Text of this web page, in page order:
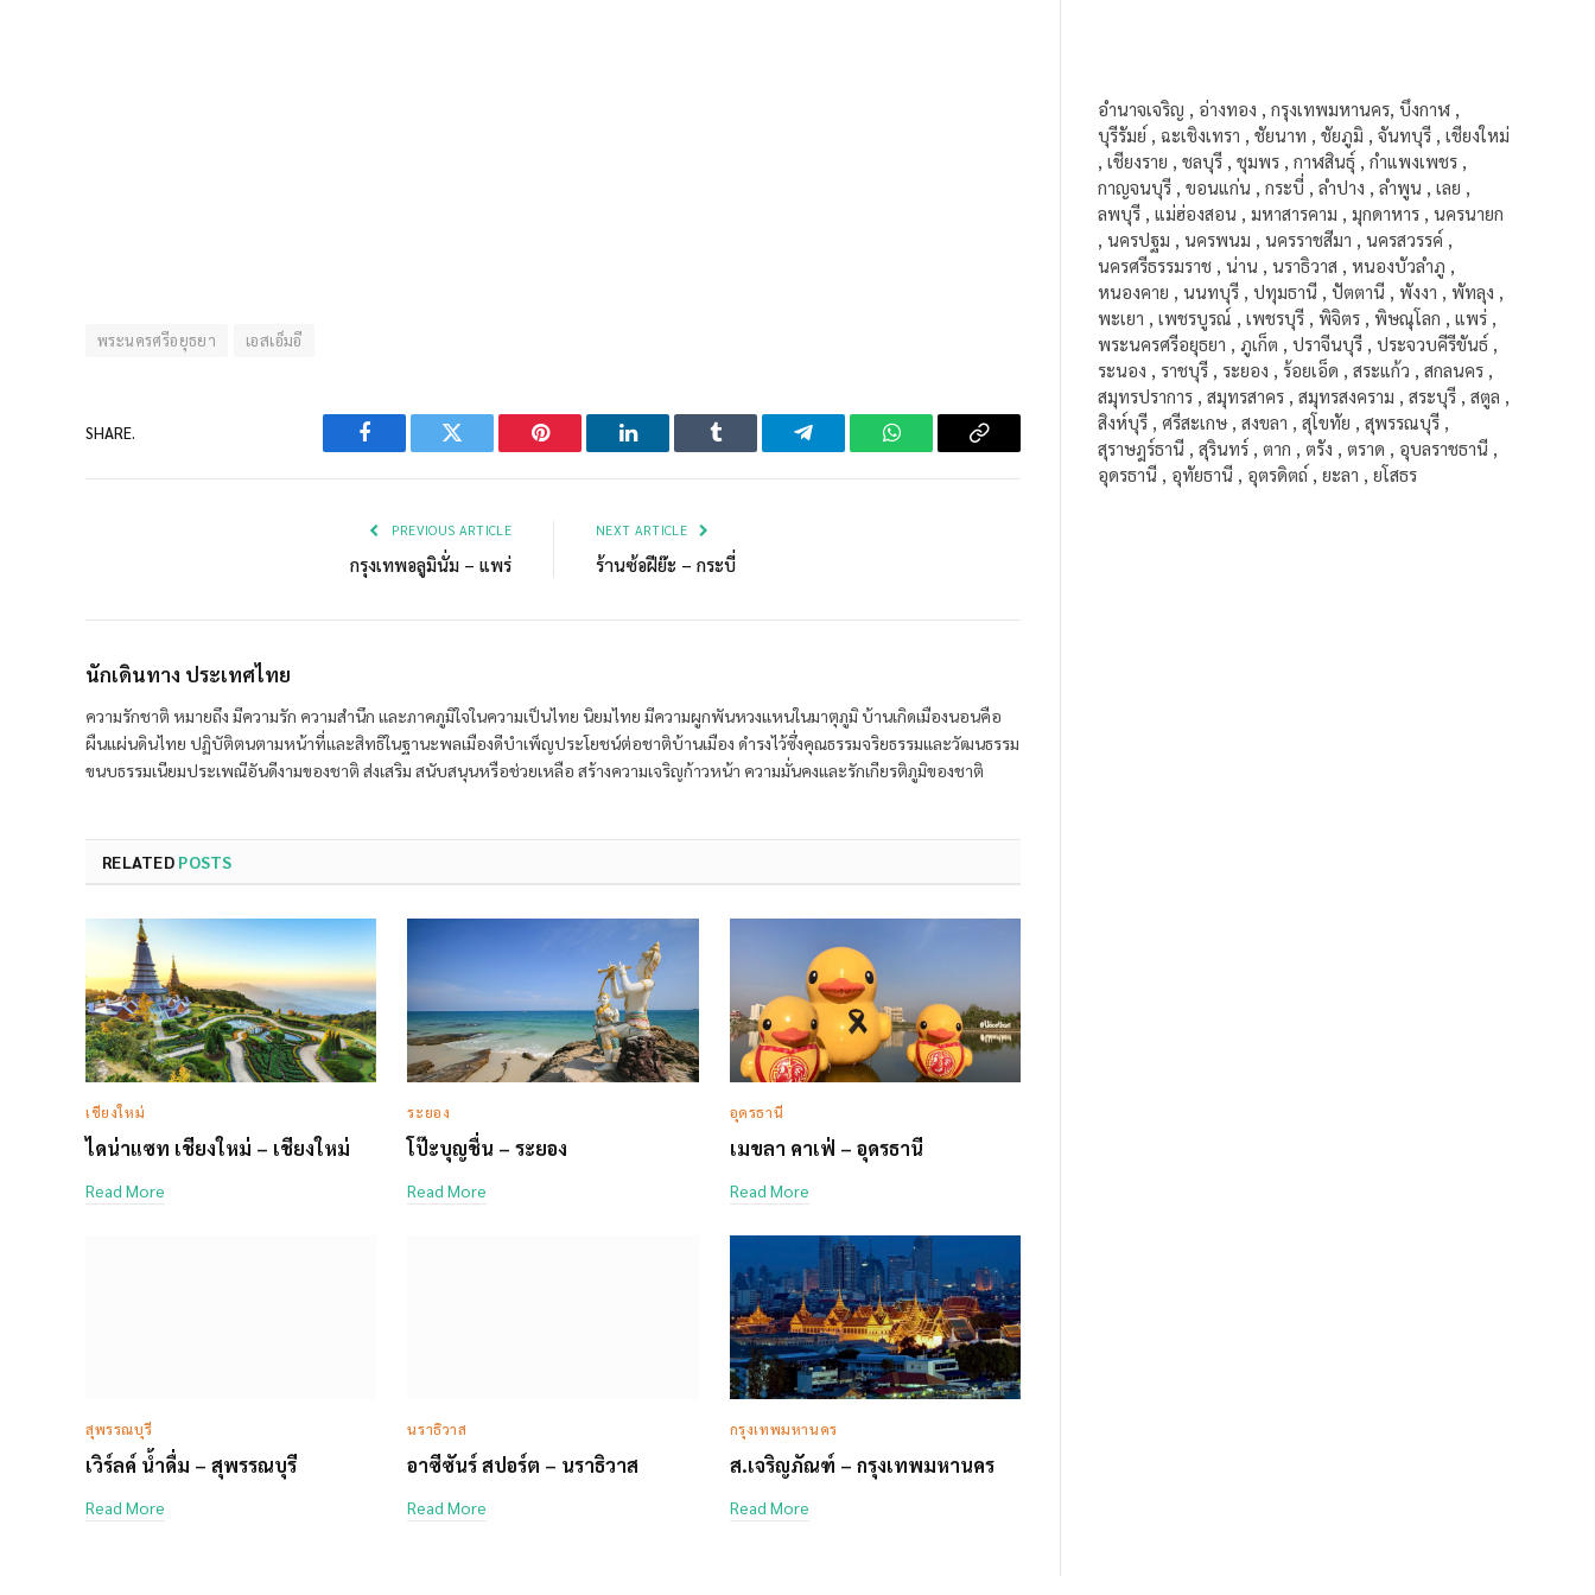
พระนครศรีอยุธยา เอสเอ็มอี
SHARE.
Facebook Twitter Pinterest LinkedIn Tumblr Telegram WhatsAppCopy
PREVIOUS ARTICLE
กรุงเทพอลูมินั่ม – แพร่
NEXT ARTICLE
ร้านซ้อฝีย๊ะ – กระบี่
นักเดินทาง ประเทศไทย
ความรักชาติ หมายถึง มีความรัก ความสำนึก และภาคภูมิใจในความเป็นไทย นิยมไทย มีความผูกพันหวงแหนในมาตุภูมิ บ้านเกิดเมืองนอนคือ
ผืนแผ่นดินไทย ปฏิบัติตนตามหน้าที่และสิทธิในฐานะพลเมืองดีบำเพ็ญประโยชน์ต่อชาติบ้านเมือง ดำรงไว้ซึ่งคุณธรรมจริยธรรมและวัฒนธรรม
ขนบธรรมเนียมประเพณีอันดีงามของชาติ ส่งเสริม สนับสนุนหรือช่วยเหลือ สร้างความเจริญก้าวหน้า ความมั่นคงและรักเกียรติภูมิของชาติ
RELATED POSTS
เชียงใหม่
ไดน่าแซท เชียงใหม่ – เชียงใหม่
Read More
ระยอง
โป๊ะบุญชื่น – ระยอง
Read More
อุดรธานี
เมขลา คาเฟ่ – อุดรธานี
Read More
สุพรรณบุรี
เวิร์ลค์ น้ำดื่ม – สุพรรณบุรี
Read More
นราธิวาส
อาซีซันร์ สปอร์ต – นราธิวาส
Read More
กรุงเทพมหานคร
ส.เจริญภัณฑ์ – กรุงเทพมหานคร
Read More
อำนาจเจริญ , อ่างทอง , กรุงเทพมหานคร, บึงกาฬ ,
บุรีรัมย์ , ฉะเชิงเทรา , ชัยนาท , ชัยภูมิ , จันทบุรี , เชียงใหม่
, เชียงราย , ชลบุรี , ชุมพร , กาฬสินธุ์ , กำแพงเพชร ,
กาญจนบุรี , ขอนแก่น , กระบี่ , ลำปาง , ลำพูน , เลย ,
ลพบุรี , แม่ฮ่องสอน , มหาสารคาม , มุกดาหาร , นครนายก
, นครปฐม , นครพนม , นครราชสีมา , นครสวรรค์ ,
นครศรีธรรมราช , น่าน , นราธิวาส , หนองบัวลำภู ,
หนองคาย , นนทบุรี , ปทุมธานี , ปัตตานี , พังงา , พัทลุง ,
พะเยา , เพชรบูรณ์ , เพชรบุรี , พิจิตร , พิษณุโลก , แพร่ ,
พระนครศรีอยุธยา , ภูเก็ต , ปราจีนบุรี , ประจวบคีรีขันธ์ ,
ระนอง , ราชบุรี , ระยอง , ร้อยเอ็ด , สระแก้ว , สกลนคร ,
สมุทรปราการ , สมุทรสาคร , สมุทรสงคราม , สระบุรี , สตูล ,
สิงห์บุรี , ศรีสะเกษ , สงขลา , สุโขทัย , สุพรรณบุรี ,
สุราษฎร์ธานี , สุรินทร์ , ตาก , ตรัง , ตราด , อุบลราชธานี ,
อุดรธานี , อุทัยธานี , อุตรดิตถ์ , ยะลา , ยโสธร